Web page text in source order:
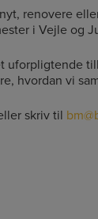
renovere
i Vejle og
uforpligtende
hvordan vi
skriv til